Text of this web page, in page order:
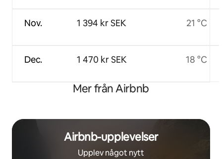
Nov.
Dec.
1 394 kr SEK
1 470 kr SEK
21 °C
18 °C
Mer från Airbnb
Airbnb-upplevelser
Upplev något nytt